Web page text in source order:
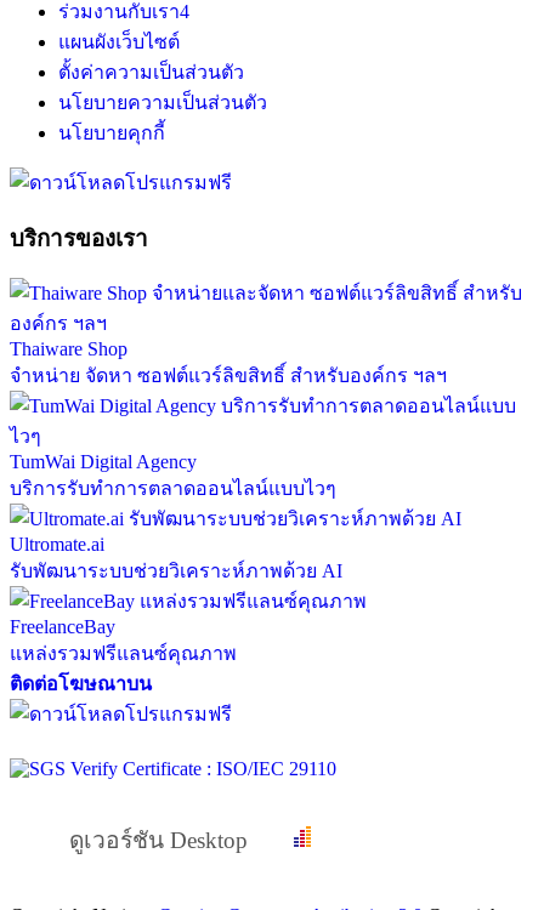
ร่วมงานกับเรา4
แผนผังเว็บไซต์
ตั้งค่าความเป็นส่วนตัว
นโยบายความเป็นส่วนตัว
นโยบายคุกกี้
บริการของเรา
Thaiware Shop
จำหน่าย จัดหา ซอฟต์แวร์ลิขสิทธิ์ สำหรับองค์กร ฯลฯ
TumWai Digital Agency
บริการรับทำการตลาดออนไลน์แบบไวๆ
Ultromate.ai
รับพัฒนาระบบช่วยวิเคราะห์ภาพด้วย AI
FreelanceBay
แหล่งรวมฟรีแลนซ์คุณภาพ
ติดต่อโฆษณาบน
ดูเวอร์ชัน Desktop